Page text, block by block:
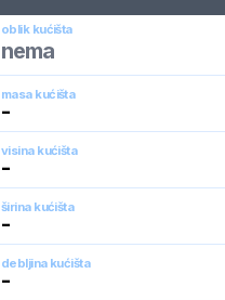
oblik kućišta
nema
masa kućišta
-
visina kućišta
-
širina kućišta
-
debljina kućišta
-